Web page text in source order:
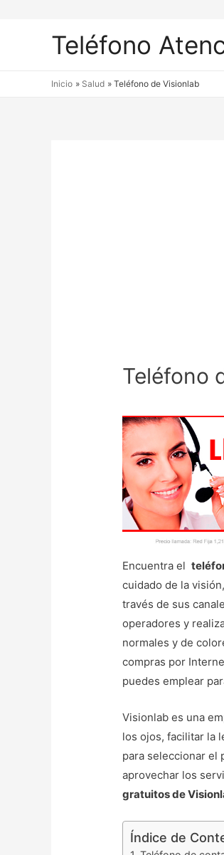
Teléfono
Inicio Salud Teléfono de Visionlab
Teléfono
Encuentra el
cuidado de la
través de sus
operadores y
normales y de
compras por
puedes emplear
Visionlab es una
los ojos, facilitar la
para seleccionar el
aprovechar los
gratuitos de
Índice de